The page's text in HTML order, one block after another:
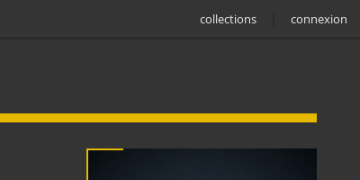
collections connexion